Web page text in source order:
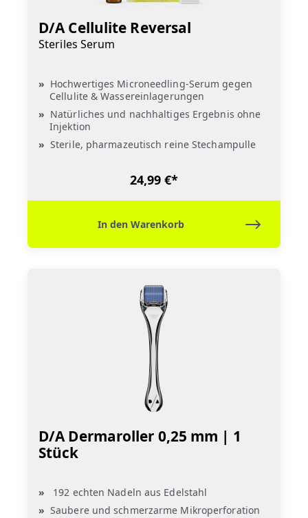
D/A Cellulite Reversal
Steriles Serum
Hochwertiges Microneedling-Serum gegen
Cellulite & Wassereinlagerungen
Natürliches und nachhaltiges Ergebnis ohne
Injektion
Sterile, pharmazeutisch reine Stechampulle
24,99 €*
In den Warenkorb
D/A Dermaroller 0,25 mm | 1
Stück
192 echten Nadeln aus Edelstahl
Saubere und schmerzarme Mikroperforation